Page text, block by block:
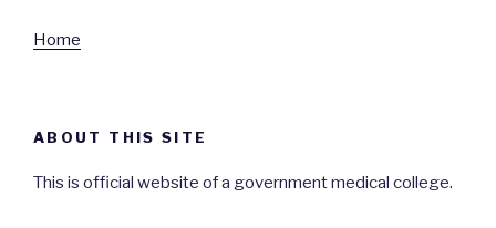
Home
ABOUT THIS SITE
This is official website of a government medical college.